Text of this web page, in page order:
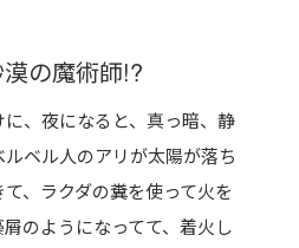
の魔術師!?
、夜になると、真っ暗、静
ベル人のアリが太陽が落ち
、ラクダの糞を使って火を
のようになってて、着火し